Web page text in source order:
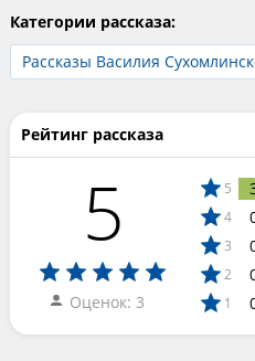
Категории рассказа:
Рассказы Василия
Рейтинг рассказа
5
Оценок: 3
5
4
3
2
1